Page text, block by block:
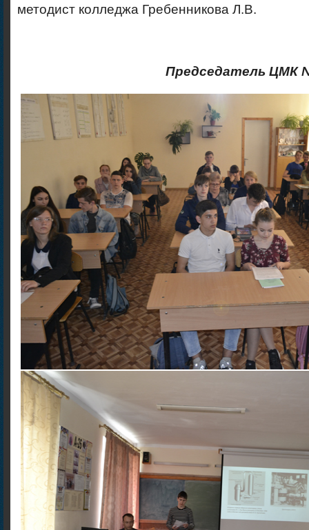
методист колледжа Гребенникова Л.В.
Председатель ЦМК